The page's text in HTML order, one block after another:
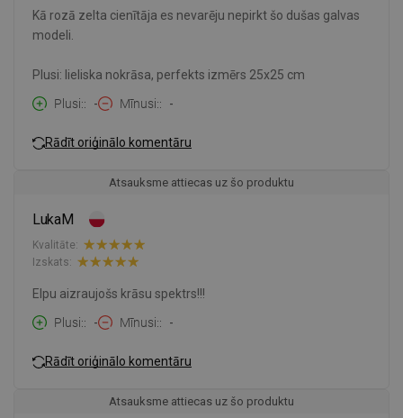
Kā rozā zelta cienītāja es nevarēju nepirkt šo dušas galvas
modeli.
Plusi: lieliska nokrāsa, perfekts izmērs 25x25 cm
Plusi:
- Mīnusi: -
Rādīt oriģinālo komentāru
Atsauksme attiecas uz šo produktu
LukaM
Kvalitāte:
Izskats:
Elpu aizraujošs krāsu spektrs!!!
Plusi:
- Mīnusi: -
Rādīt oriģinālo komentāru
Atsauksme attiecas uz šo produktu